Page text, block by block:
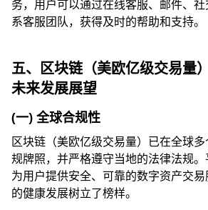
务，用户可以通过在线客服、邮件、
系客服团队，获得及时的帮助和支持。
五、区块链（美欧亿级交易量
未来发展展望
(一) 全球合规性
区块链（美欧亿级交易量）已在全球
规牌照，并严格遵守当地的法律法规。
为用户提供安全、可靠的数字资产交
的健康发展树立了榜样。